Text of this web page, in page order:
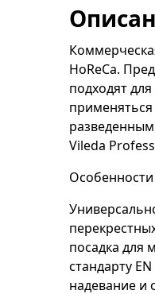
HoReCa.
подходят
применяться
Vileda
посадка для
стандарту
надевание и